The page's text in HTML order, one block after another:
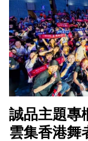
誠品主題專
雲集香港舞